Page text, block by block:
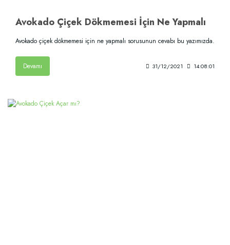
Avokado Çiçek Dökmemesi İçin Ne Yapmalı
Avokado çiçek dökmemesi için ne yapmalı sorusunun cevabı bu yazımızda.
Devamı 31/12/2021 14:08:01